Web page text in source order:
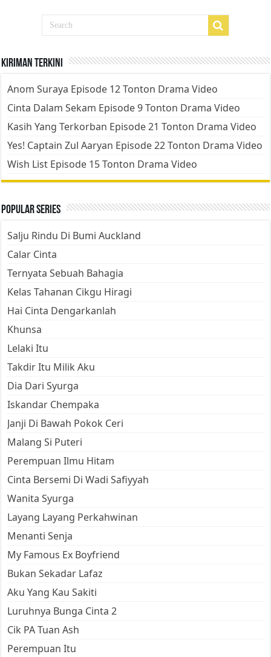
Kiriman Terkini
Anom Suraya Episode 12 Tonton Drama Video
Cinta Dalam Sekam Episode 9 Tonton Drama Video
Kasih Yang Terkorban Episode 21 Tonton Drama Video
Yes! Captain Zul Aaryan Episode 22 Tonton Drama Video
Wish List Episode 15 Tonton Drama Video
Popular Series
Salju Rindu Di Bumi Auckland
Calar Cinta
Ternyata Sebuah Bahagia
Kelas Tahanan Cikgu Hiragi
Hai Cinta Dengarkanlah
Khunsa
Lelaki Itu
Takdir Itu Milik Aku
Dia Dari Syurga
Iskandar Chempaka
Janji Di Bawah Pokok Ceri
Malang Si Puteri
Perempuan Ilmu Hitam
Cinta Bersemi Di Wadi Safiyyah
Wanita Syurga
Layang Layang Perkahwinan
Menanti Senja
My Famous Ex Boyfriend
Bukan Sekadar Lafaz
Aku Yang Kau Sakiti
Luruhnya Bunga Cinta 2
Cik PA Tuan Ash
Perempuan Itu